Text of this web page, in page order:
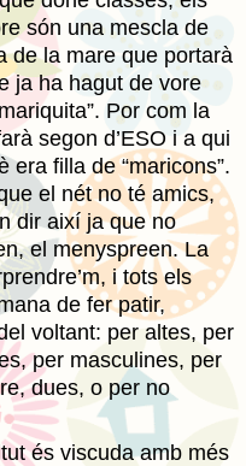
són una mescla de
de la mare que portarà
ja ha hagut de vore
Por com la
segon d’ESO i a qui
era filla de “maricons”.
el nét no té amics,
dir així ja que no
el menyspreen. La
i tots els
de fer patir,
voltant: per altes, per
per masculines, per
dues, o per no
és viscuda amb més